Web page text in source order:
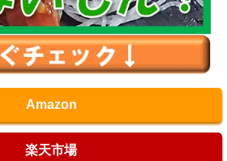
Amazon
楽天市場